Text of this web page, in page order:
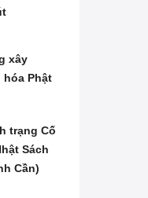
xây
hóa Phật
trạng Cố
Sách
Cần)